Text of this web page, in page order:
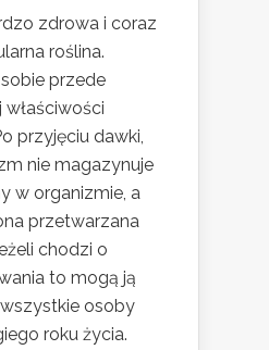
zdrowa i coraz
roślina.
przede
przyjęciu dawki,
nie magazynuje
w organizmie, a
przetwarzana
chodzi o
to mogą ją
osoby
roku życia.